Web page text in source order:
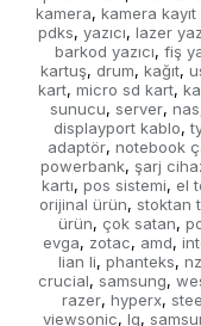
kamera, kamera kayıt
pdks, yazıcı, lazer
barkod yazıcı, fiş
kartuş, drum, kağıt,
kart, micro sd kart,
sunucu, server, nas
displayport kablo,
adaptör, notebook
powerbank, şarj
kartı, pos sistemi, el
orijinal ürün, stoktan
ürün, çok satan,
evga, zotac, amd,
lian li, phanteks,
crucial, samsung,
razer, hyperx,
viewsonic, lg,